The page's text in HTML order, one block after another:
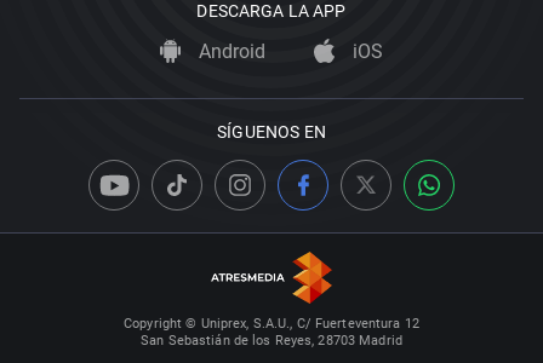
DESCARGA LA APP
Android iOS
SÍGUENOS EN
Copyright © Uniprex, S.A.U., C/ Fuerteventura 12
San Sebastián de los Reyes, 28703 Madrid